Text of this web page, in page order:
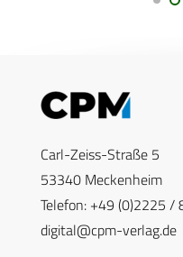
Carl-Zeiss-Straße 5
53340 Meckenheim
Telefon: +49 (0)2225 /
digital@cpm-verlag.de